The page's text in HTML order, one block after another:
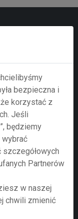
z
bezpieczna i
korzystać z
Jeśli
będziemy
szczegółowych
Partnerów
w naszej
chwili zmienić